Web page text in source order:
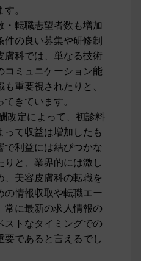
。
転職志望者数も増加
件の良い募集や研修制
膚科では、単なる技術
コミュニケーション能
重要視されたりと、
きています。
改定によって、初診料
て収益は増加したも
利益には結びつかな
と、業界的には激し
美容皮膚科の転職を
情報収取や転職エー
常に最新の求人情報の
ストなタイミングでの
であると言えるでし